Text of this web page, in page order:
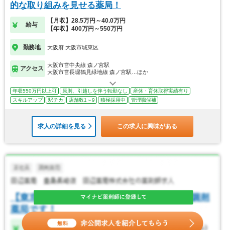
的な取り組みを見せる薬局！
給与
【月収】28.5万円～40.0万円
【年収】400万円～550万円
勤務地 大阪府 大阪市城東区
アクセス
大阪市営中央線 森ノ宮駅
大阪市営長堀鶴見緑地線 森ノ宮駅…ほか
年収550万円以上可 原則、引越しを伴う転勤なし
産休・育休取得実績有り
スキルアップ
駅チカ 店舗数1～9 積極採用中 管理職候補
求人の詳細を見る この求人に興味がある